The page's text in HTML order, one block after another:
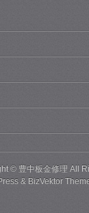
© 豊中板金修理 All
& BizVektor